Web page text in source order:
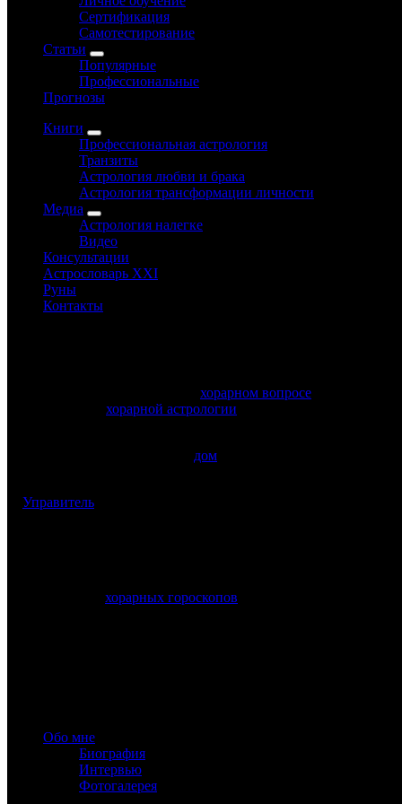
Сертификация
Самотестирование
Статьи
Популярные
Профессиональные
Прогнозы
Книги
Профессиональная астрология
Транзиты
Астрология любви и брака
Астрология трансформации личности
Медиа
Астрология налегке
Видео
Консультации
Астрословарь XXI
Руны
Контакты
хорарном вопросе
хорарной астрологии
дом
Управитель
хорарных гороскопов
Обо мне
Биография
Интервью
Фотогалерея